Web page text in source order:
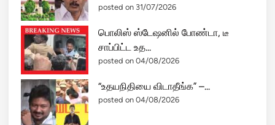
posted on 31/07/2026
பொலிஸ் ஸ்டேஷனில் போண்டா, டீ
சாப்பிட்ட உத...
posted on 04/08/2026
“உதயநிதியை விடாதீங்க” –...
posted on 04/08/2026